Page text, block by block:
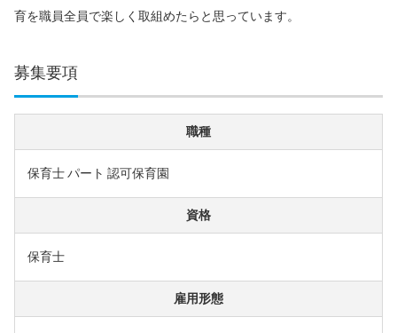
育を職員全員で楽しく取組めたらと思っています。
募集要項
職種
保育士 パート 認可保育園
資格
保育士
雇用形態